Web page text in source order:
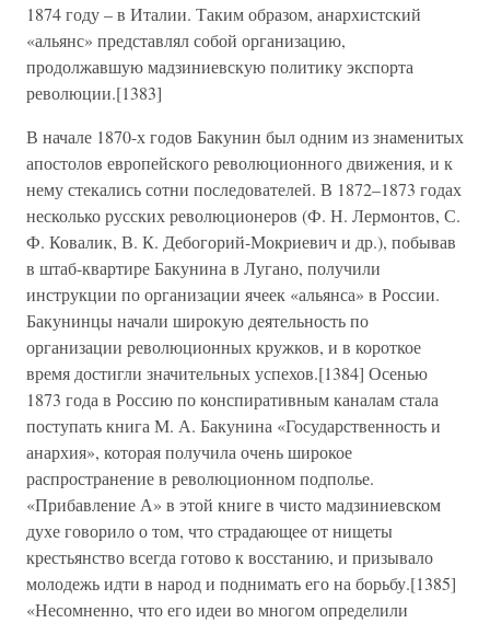
1874 году – в Италии. Таким образом, анархистский
«альянс» представлял собой организацию,
продолжавшую мадзиниевскую политику экспорта
революции.[1383]
В начале 1870-х годов Бакунин был одним из знаменитых
апостолов европейского революционного движения, и к
нему стекались сотни последователей. В 1872–1873 годах
несколько русских революционеров (Ф. Н. Лермонтов, С.
Ф. Ковалик, В. К. Дебогорий-Мокриевич и др.), побывав
в штаб-квартире Бакунина в Лугано, получили
инструкции по организации ячеек «альянса» в России.
Бакунинцы начали широкую деятельность по
организации революционных кружков, и в короткое
время достигли значительных успехов.[1384] Осенью
1873 года в Россию по конспиративным каналам стала
поступать книга М. А. Бакунина «Государственность и
анархия», которая получила очень широкое
распространение в революционном подполье.
«Прибавление А» в этой книге в чисто мадзиниевском
духе говорило о том, что страдающее от нищеты
крестьянство всегда готово к восстанию, и призывало
молодежь идти в народ и поднимать его на борьбу.[1385]
«Несомненно, что его идеи во многом определили